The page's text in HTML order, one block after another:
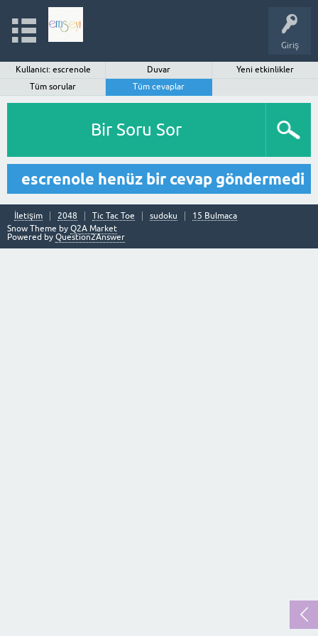
Giriş
Kullanıcı: escrenole Duvar
Yeni etkinlikler
Tüm sorular
Tüm cevaplar
Bir Soru Sor
escrenole henüz bir cevap göndermedi
İletişim 2048 Tic Tac Toe sudoku
15 Bulmaca
Snow Theme by Q2A Market
Powered by Question2Answer